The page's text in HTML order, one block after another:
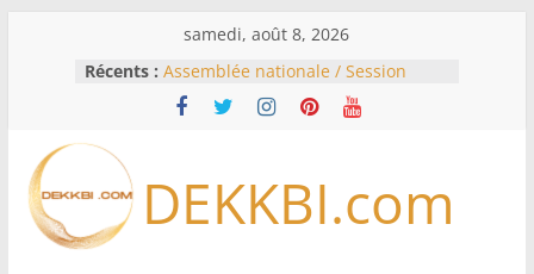
samedi, août 8, 2026
Récents : Assemblée nationale / Session
extraordinaire: Six commissions
d’enquête à l’ordre du jour ce lundi
Bénin: Patrice Talon élu président
du Sénat, moins de trois mois
DEKKBI.com